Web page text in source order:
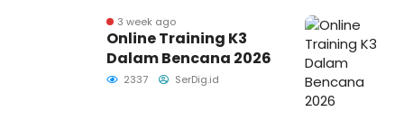
3 week ago
Online Training K3
Dalam Bencana 2026
2337 SerDig.id